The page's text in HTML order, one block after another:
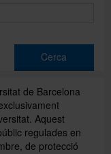
Cerca
de Barcelona
Aquest
regulades en
de protecció